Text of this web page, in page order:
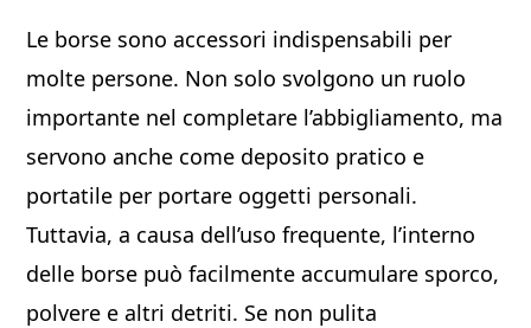
Le borse sono accessori indispensabili per
molte persone. Non solo svolgono un ruolo
importante nel completare l’abbigliamento, ma
servono anche come deposito pratico e
portatile per portare oggetti personali.
Tuttavia, a causa dell’uso frequente, l’interno
delle borse può facilmente accumulare sporco,
polvere e altri detriti. Se non pulita